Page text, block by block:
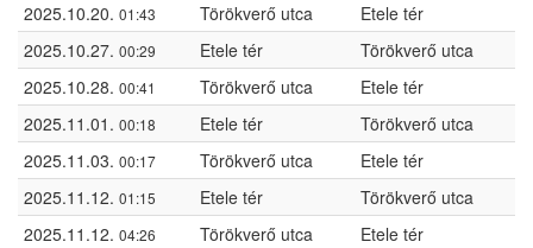
2025.10.20. 01:43 Törökverő utca
Etele tér
2025.10.27. 00:29 Etele tér
Törökverő utca
2025.10.28. 00:41 Törökverő utca
Etele tér
2025.11.01. 00:18 Etele tér
Törökverő utca
2025.11.03. 00:17 Törökverő utca
Etele tér
2025.11.12. 01:15 Etele tér
Törökverő utca
2025.11.12. 04:26 Törökverő utca
Etele tér